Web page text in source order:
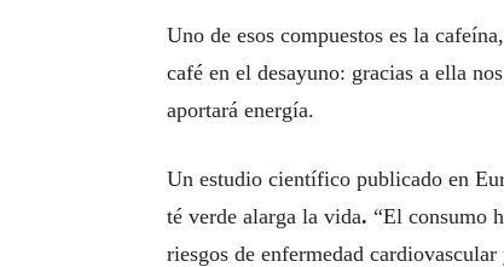
Uno de esos compuestos es la
café en el desayuno: gracias a ella
aportará energía.
Un estudio científico publicado en
té verde alarga la vida. “El consumo
riesgos de enfermedad